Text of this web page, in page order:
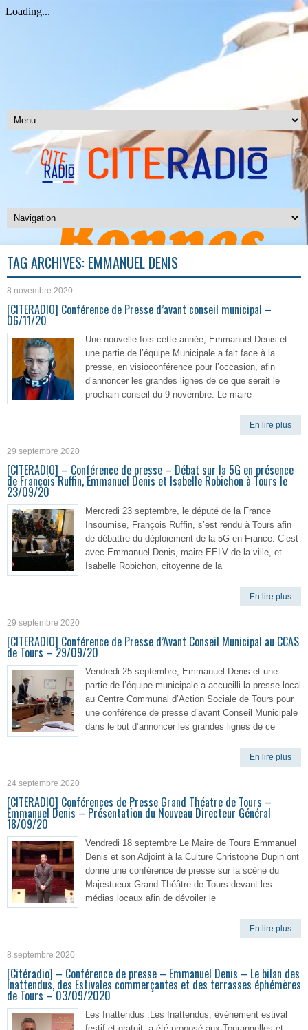
TAG ARCHIVES: EMMANUEL DENIS
8 novembre 2020
[CITERADIO] Conférence de Presse d’avant conseil municipal –
06/11/20
Une nouvelle fois cette année, Emmanuel Denis et
une partie de l’équipe Municipale a fait face à la
presse, en visioconférence pour l’occasion, afin
d’annoncer les grandes lignes de ce que serait le
prochain conseil du 9 novembre. Le maire
En lire plus
29 septembre 2020
[CITERADIO] – Conférence de presse – Débat sur la 5G en présence
de François Ruffin, Emmanuel Denis et Isabelle Robichon à Tours le
23/09/20
Mercredi 23 septembre, le député de la France
Insoumise, François Ruffin, s’est rendu à Tours afin
de débattre du déploiement de la 5G en France. C’est
avec Emmanuel Denis, maire EELV de la ville, et
Isabelle Robichon, citoyenne de la
En lire plus
29 septembre 2020
[CITERADIO] Conférence de Presse d’Avant Conseil Municipal au CCAS
de Tours – 29/09/20
Vendredi 25 septembre, Emmanuel Denis et une
partie de l’équipe municipale a accueilli la presse local
au Centre Communal d’Action Sociale de Tours pour
une conférence de presse d’avant Conseil Municipale
dans le but d’annoncer les grandes lignes de ce
En lire plus
24 septembre 2020
[CITERADIO] Conférences de Presse Grand Théatre de Tours –
Emmanuel Denis – Présentation du Nouveau Directeur Général
18/09/20
Vendredi 18 septembre Le Maire de Tours Emmanuel
Denis et son Adjoint à la Culture Christophe Dupin ont
donné une conférence de presse sur la scène du
Majestueux Grand Théâtre de Tours devant les
médias locaux afin de dévoiler le
En lire plus
8 septembre 2020
[Citéradio] – Conférence de presse – Emmanuel Denis – Le bilan des
Inattendus, des Estivales commerçantes et des terrasses éphémères
de Tours – 03/09/2020
Les Inattendus :Les Inattendus, événement estival